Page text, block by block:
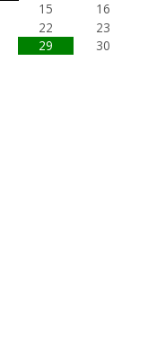
15
16
22
23
29
30